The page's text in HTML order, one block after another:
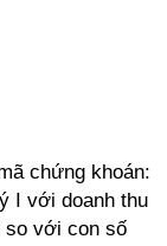
chứng khoán:
I với doanh thu
so với con số